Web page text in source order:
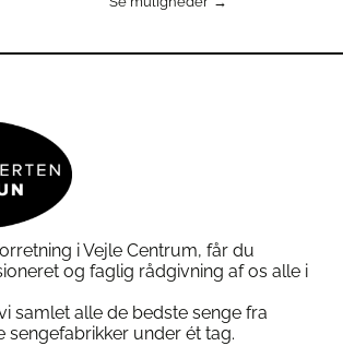
har
i Vejle Centrum, får du
og faglig rådgivning af os alle i
samlet alle de bedste senge fra
sengefabrikker under ét tag.